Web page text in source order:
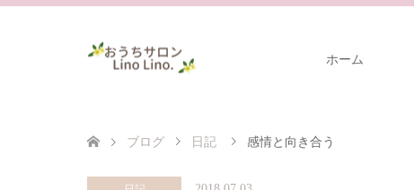
ホーム
ブログ 日記 感情と向き合う